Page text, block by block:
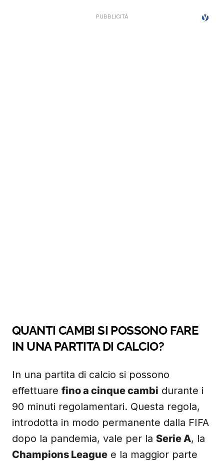
QUANTI CAMBI SI POSSONO FARE
IN UNA PARTITA DI CALCIO?
In una partita di calcio si possono
effettuare fino a cinque cambi durante i
90 minuti regolamentari. Questa regola,
introdotta in modo permanente dalla FIFA
dopo la pandemia, vale per la Serie A, la
Champions League e la maggior parte